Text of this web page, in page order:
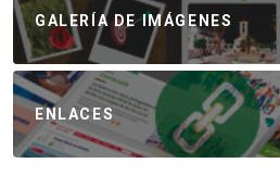
GALERÍA DE IMÁGENES
ENLACES